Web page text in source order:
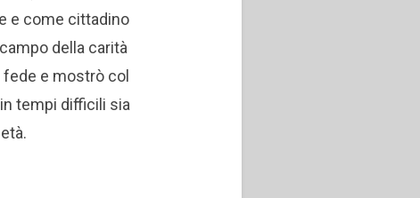
e come cittadino
della carità
e mostrò col
tempi difficili sia